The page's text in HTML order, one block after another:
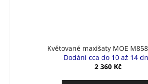
Květované maxišaty MOE
Dodání cca do 10 až 14
2 360 Kč